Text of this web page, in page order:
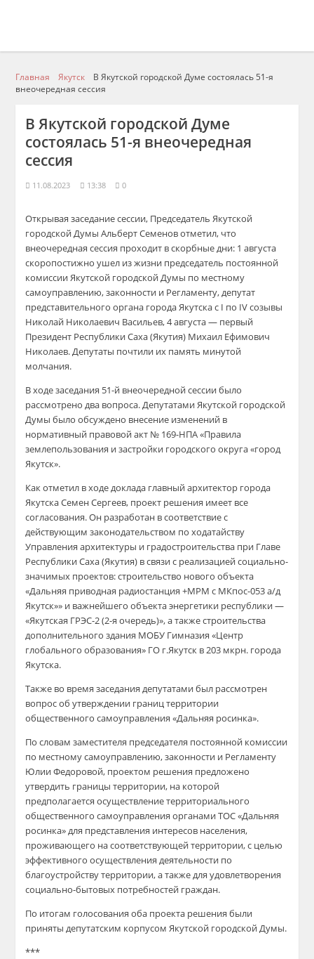
Главная Якутск
В Якутской городской Думе состоялась 51-я
внеочередная сессия
В Якутской городской Думе
состоялась 51-я внеочередная
сессия
11.08.2023 13:38 0
Открывая заседание сессии, Председатель Якутской
городской Думы Альберт Семенов отметил, что
внеочередная сессия проходит в скорбные дни: 1 августа
скоропостижно ушел из жизни председатель постоянной
комиссии Якутской городской Думы по местному
самоуправлению, законности и Регламенту, депутат
представительного органа города Якутска с I по IV созывы
Николай Николаевич Васильев, 4 августа — первый
Президент Республики Саха (Якутия) Михаил Ефимович
Николаев. Депутаты почтили их память минутой
молчания.
В ходе заседания 51-й внеочередной сессии было
рассмотрено два вопроса. Депутатами Якутской городской
Думы было обсуждено внесение изменений в
нормативный правовой акт № 169-НПА «Правила
землепользования и застройки городского округа «город
Якутск».
Как отметил в ходе доклада главный архитектор города
Якутска Семен Сергеев, проект решения имеет все
согласования. Он разработан в соответствие с
действующим законодательством по ходатайству
Управления архитектуры и градостроительства при Главе
Республики Саха (Якутия) в связи с реализацией социально-
значимых проектов: строительство нового объекта
«Дальняя приводная радиостанция +МРМ с МКпос-053 а/д
Якутск»» и важнейшего объекта энергетики республики —
«Якутская ГРЭС-2 (2-я очередь)», а также строительства
дополнительного здания МОБУ Гимназия «Центр
глобального образования» ГО г.Якутск в 203 мкрн. города
Якутска.
Также во время заседания депутатами был рассмотрен
вопрос об утверждении границ территории
общественного самоуправления «Дальняя росинка».
По словам заместителя председателя постоянной комиссии
по местному самоуправлению, законности и Регламенту
Юлии Федоровой, проектом решения предложено
утвердить границы территории, на которой
предполагается осуществление территориального
общественного самоуправления органами ТОС «Дальняя
росинка» для представления интересов населения,
проживающего на соответствующей территории, с целью
эффективного осуществления деятельности по
благоустройству территории, а также для удовлетворения
социально-бытовых потребностей граждан.
По итогам голосования оба проекта решения были
приняты депутатским корпусом Якутской городской Думы.
***